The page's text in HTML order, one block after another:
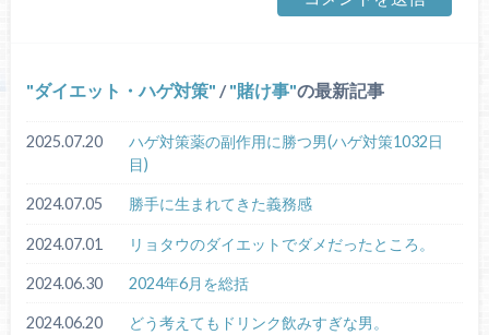
ダイエット・ハゲ対策 / 賭け事 の最新記事
2025.07.20
ハゲ対策薬の副作用に勝つ男(ハゲ対策1032日
目)
2024.07.05 勝手に生まれてきた義務感
2024.07.01 リョタウのダイエットでダメだったところ。
2024.06.30 2024年6月を総括
2024.06.20 どう考えてもドリンク飲みすぎな男。